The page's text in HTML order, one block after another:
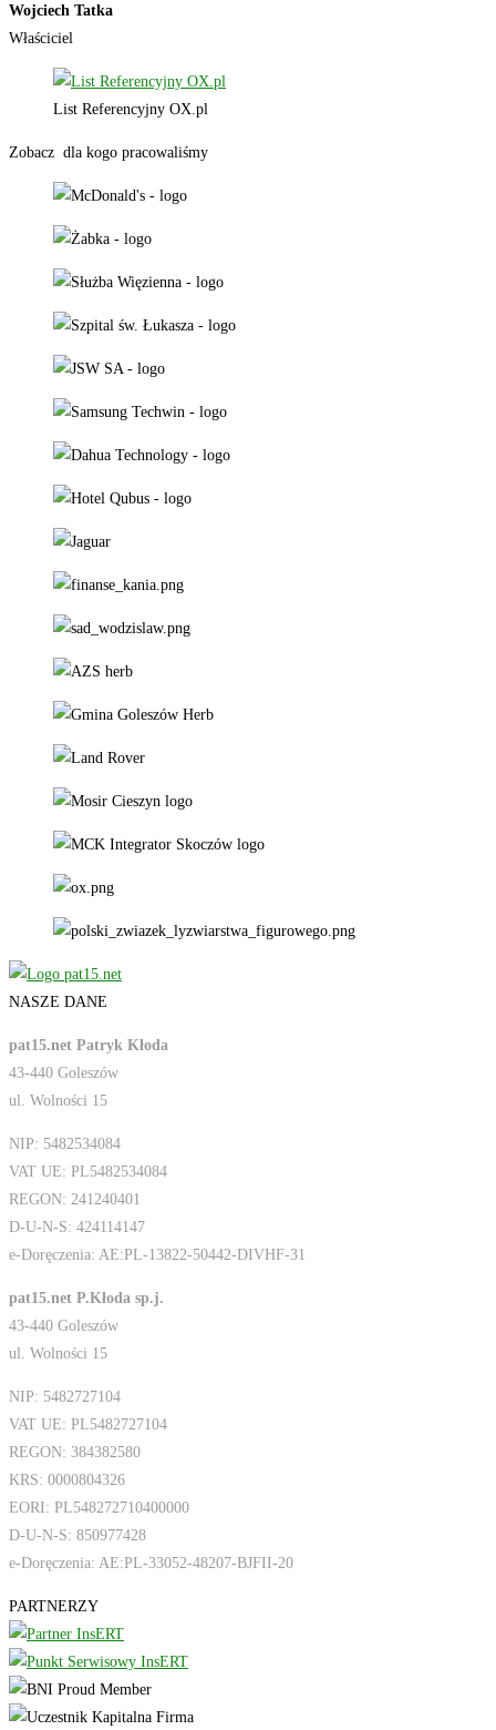
Wojciech Tatka
Właściciel
List Referencyjny OX.pl
Zobacz dla kogo pracowaliśmy
NASZE DANE
pat15.net Patryk Kłoda
43-440 Goleszów
ul. Wolności 15
NIP: 5482534084
VAT UE: PL5482534084
REGON: 241240401
D-U-N-S: 424114147
e-Doręczenia: AE:PL-13822-50442-DIVHF-31
pat15.net P.Kłoda sp.j.
43-440 Goleszów
ul. Wolności 15
NIP: 5482727104
VAT UE: PL5482727104
REGON: 384382580
KRS: 0000804326
EORI: PL548272710400000
D-U-N-S: 850977428
e-Doręczenia: AE:PL-33052-48207-BJFII-20
PARTNERZY